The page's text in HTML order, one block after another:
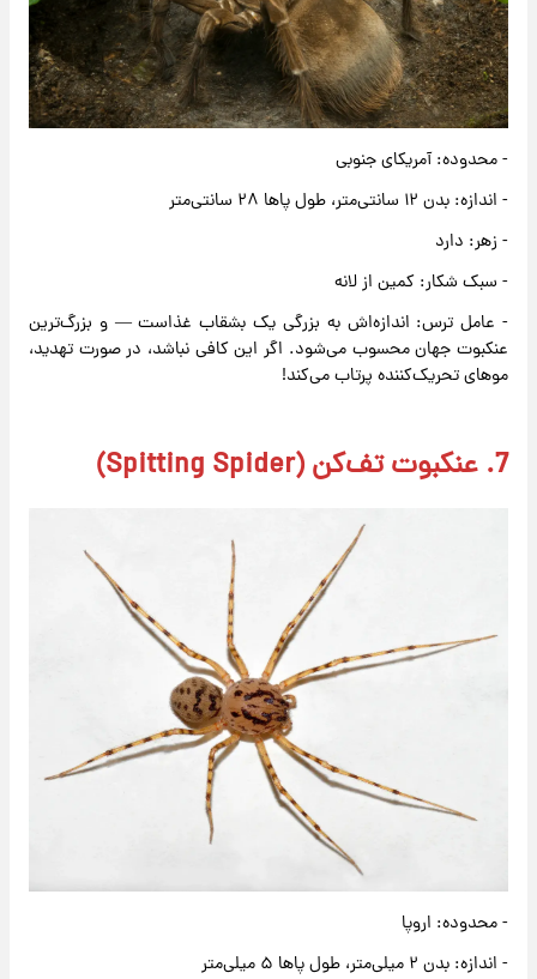
- محدوده: آمریکای جنوبی
- اندازه: بدن ۱۲ سانتی‌متر، طول پاها ۲۸ سانتی‌متر
- زهر: دارد
- سبک شکار: کمین از لانه
- عامل ترس: اندازه‌اش به بزرگی یک بشقاب غذاست — و بزرگ‌ترین
عنکبوت جهان محسوب می‌شود. اگر این کافی نباشد، در صورت تهدید،
موهای تحریک‌کننده پرتاب می‌کند!
7. عنکبوت تف‌کن (Spitting Spider)
- محدوده: اروپا
- اندازه: بدن ۲ میلی‌متر، طول پاها ۵ میلی‌متر